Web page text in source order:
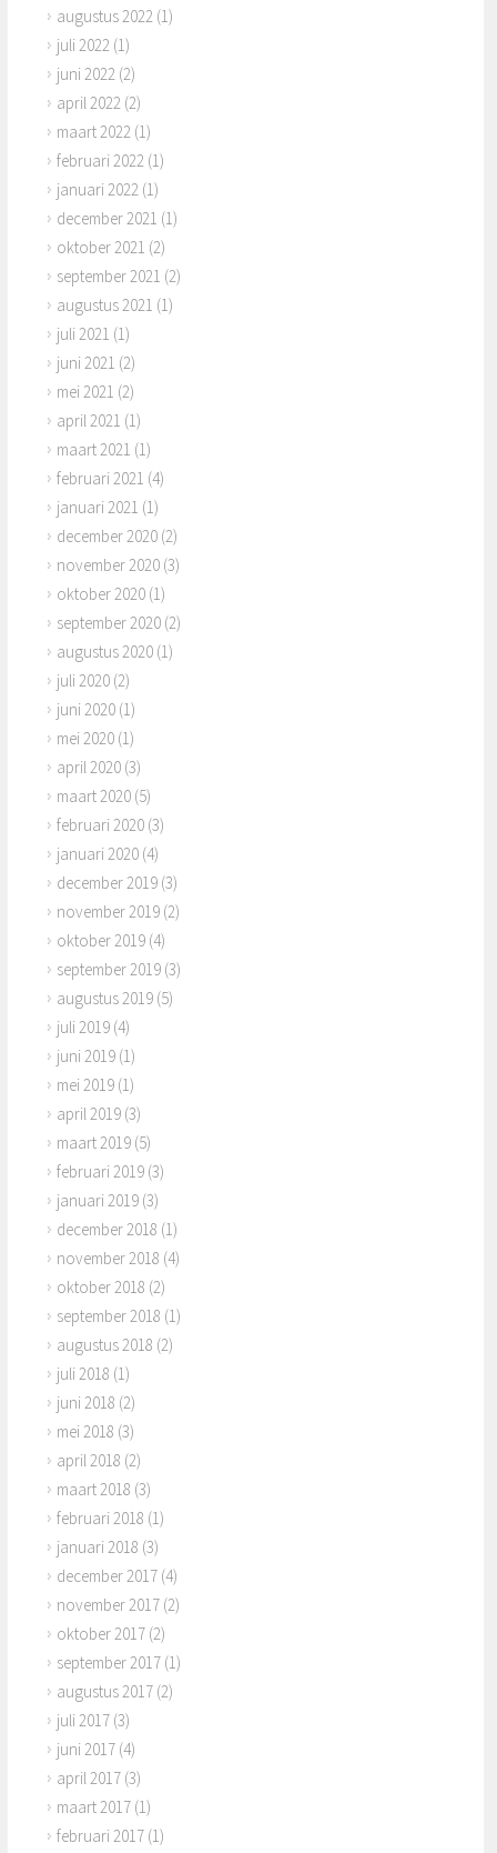
augustus 2022 (1)
juli 2022 (1)
juni 2022 (2)
april 2022 (2)
maart 2022 (1)
februari 2022 (1)
januari 2022 (1)
december 2021 (1)
oktober 2021 (2)
september 2021 (2)
augustus 2021 (1)
juli 2021 (1)
juni 2021 (2)
mei 2021 (2)
april 2021 (1)
maart 2021 (1)
februari 2021 (4)
januari 2021 (1)
december 2020 (2)
november 2020 (3)
oktober 2020 (1)
september 2020 (2)
augustus 2020 (1)
juli 2020 (2)
juni 2020 (1)
mei 2020 (1)
april 2020 (3)
maart 2020 (5)
februari 2020 (3)
januari 2020 (4)
december 2019 (3)
november 2019 (2)
oktober 2019 (4)
september 2019 (3)
augustus 2019 (5)
juli 2019 (4)
juni 2019 (1)
mei 2019 (1)
april 2019 (3)
maart 2019 (5)
februari 2019 (3)
januari 2019 (3)
december 2018 (1)
november 2018 (4)
oktober 2018 (2)
september 2018 (1)
augustus 2018 (2)
juli 2018 (1)
juni 2018 (2)
mei 2018 (3)
april 2018 (2)
maart 2018 (3)
februari 2018 (1)
januari 2018 (3)
december 2017 (4)
november 2017 (2)
oktober 2017 (2)
september 2017 (1)
augustus 2017 (2)
juli 2017 (3)
juni 2017 (4)
april 2017 (3)
maart 2017 (1)
februari 2017 (1)